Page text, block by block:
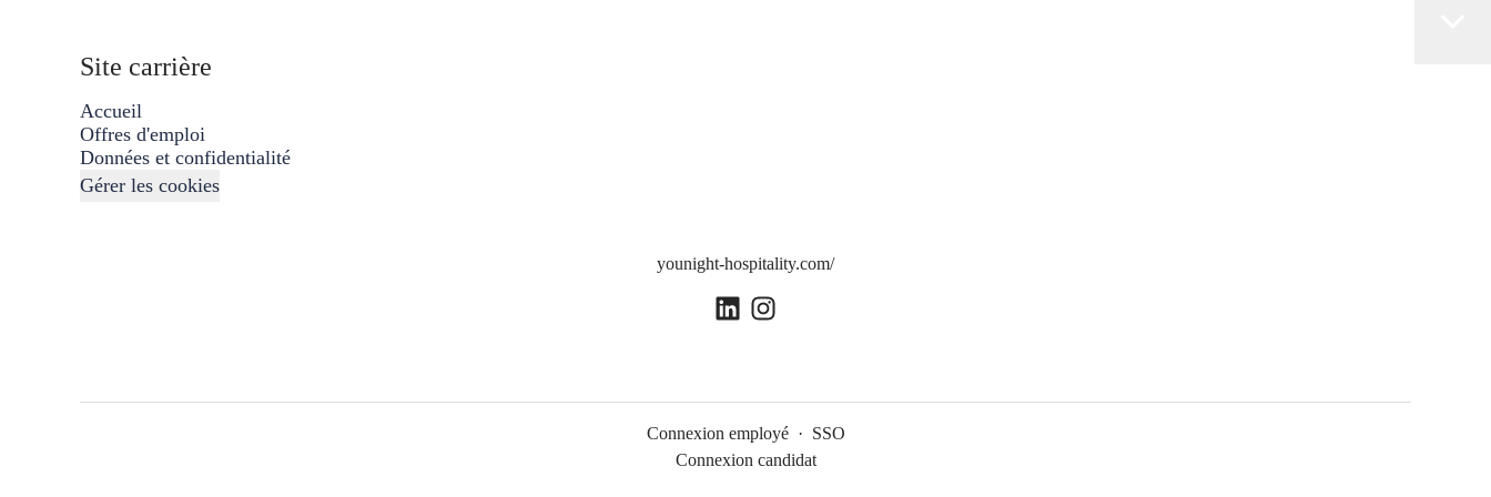
Site carrière
Accueil
Offres d'emploi
Données et confidentialité
Gérer les cookies
younight-hospitality.com/
Connexion employé · SSO
Connexion candidat